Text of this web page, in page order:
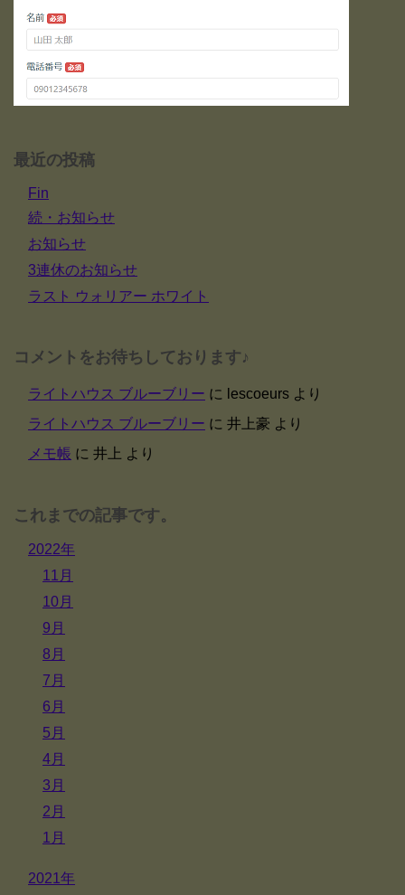
最近の投稿
Fin
続・お知らせ
お知らせ
3連休のお知らせ
ラスト ウォリアー ホワイト
コメントをお待ちしております♪
ライトハウス ブルーブリー に lescoeurs より
ライトハウス ブルーブリー に 井上豪 より
メモ帳 に 井上 より
これまでの記事です。
2022年
11月
10月
9月
8月
7月
6月
5月
4月
3月
2月
1月
2021年